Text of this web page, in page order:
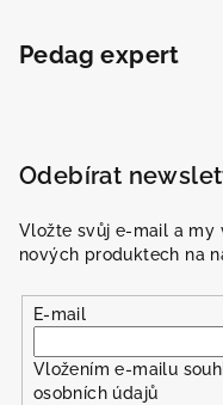
Pedag expert
Odebírat
Vložte svůj e-mail a my
nových produktech na
E-mail
Vložením e-mailu
osobních údajů